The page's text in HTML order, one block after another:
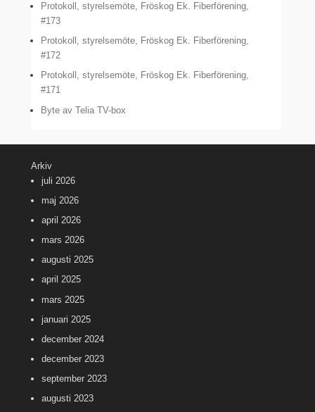
Protokoll, styrelsemöte, Fröskog Ek. Fiberförening,
#173
Protokoll, styrelsemöte, Fröskog Ek. Fiberförening,
#172
Protokoll, styrelsemöte, Fröskog Ek. Fiberförening,
#171
Byte av Telia TV-box
Arkiv
juli 2026
maj 2026
april 2026
mars 2026
augusti 2025
april 2025
mars 2025
januari 2025
december 2024
december 2023
september 2023
augusti 2023